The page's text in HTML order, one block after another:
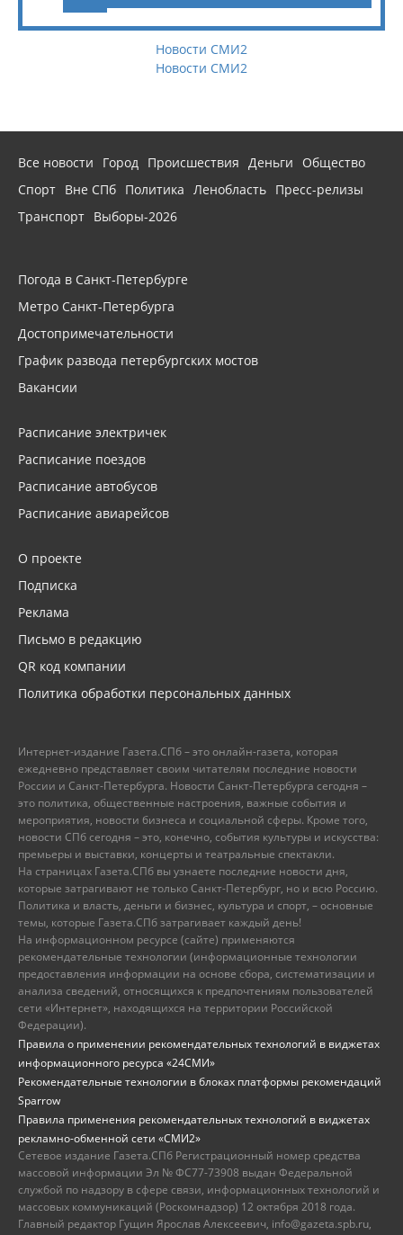
Новости СМИ2
Новости СМИ2
Все новости Город Происшествия Деньги
Общество
Спорт Вне СПб Политика Ленобласть Пресс-релизы
Транспорт Выборы-2026
Погода в Санкт-Петербурге
Метро Санкт-Петербурга
Достопримечательности
График развода петербургских мостов
Вакансии
Расписание электричек
Расписание поездов
Расписание автобусов
Расписание авиарейсов
О проекте
Подписка
Реклама
Письмо в редакцию
QR код компании
Политика обработки персональных данных
Интернет-издание Газета.СПб – это онлайн-газета, которая
ежедневно представляет своим читателям последние новости
России и Санкт-Петербурга. Новости Санкт-Петербурга сегодня –
это политика, общественные настроения, важные события и
мероприятия, новости бизнеса и социальной сферы. Кроме того,
новости СПб сегодня – это, конечно, события культуры и искусства:
премьеры и выставки, концерты и театральные спектакли.
На страницах Газета.СПб вы узнаете последние новости дня,
которые затрагивают не только Санкт-Петербург, но и всю Россию.
Политика и власть, деньги и бизнес, культура и спорт, – основные
темы, которые Газета.СПб затрагивает каждый день!
На информационном ресурсе (сайте) применяются
рекомендательные технологии (информационные технологии
предоставления информации на основе сбора, систематизации и
анализа сведений, относящихся к предпочтениям пользователей
сети «Интернет», находящихся на территории Российской
Федерации).
Правила о применении рекомендательных технологий в виджетах
информационного ресурса «24СМИ»
Рекомендательные технологии в блоках платформы рекомендаций
Sparrow
Правила применения рекомендательных технологий в виджетах
рекламно-обменной сети «СМИ2»
Сетевое издание Газета.СПб Регистрационный номер средства
массовой информации Эл № ФС77-73908 выдан Федеральной
службой по надзору в сфере связи, информационных технологий и
массовых коммуникаций (Роскомнадзор) 12 октября 2018 года.
Главный редактор Гущин Ярослав Алексеевич, info@gazeta.spb.ru,